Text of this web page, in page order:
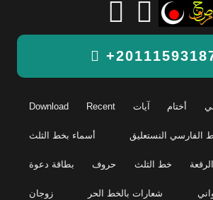
Download Recent آيات أختام
أسماء بخط الثلث الفارسي النستعليق
بطاقة دعوة حروف خط الثلث
زوجان شعارات بالخط الحر